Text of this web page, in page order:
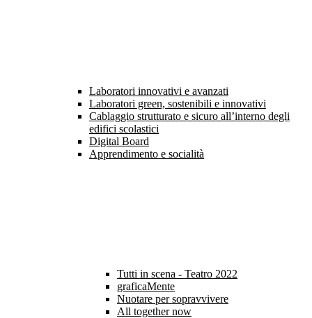
Laboratori innovativi e avanzati
Laboratori green, sostenibili e innovativi
Cablaggio strutturato e sicuro all’interno degli
edifici scolastici
Digital Board
Apprendimento e socialità
Tutti in scena - Teatro 2022
graficaMente
Nuotare per sopravvivere
All together now